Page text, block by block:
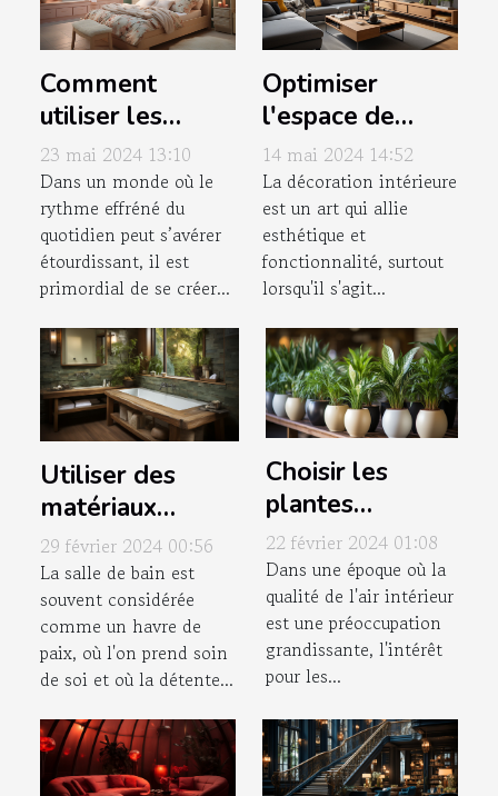
Comment
utiliser les
couleurs pastel
pour apaiser
l'atmosphère de
votre chambre
23 mai 2024 13:10
Dans un monde où le
rythme effréné du
quotidien peut s’avérer
étourdissant, il est
primordial de se créer...
Optimiser
l'espace de
votre nouveau
logement à
Vevey : conseils
de décoration
intérieure
14 mai 2024 14:52
La décoration intérieure
est un art qui allie
esthétique et
fonctionnalité, surtout
lorsqu'il s'agit...
Utiliser des
matériaux
écoresponsables
pour une touche
écologique dans
la salle de bain
29 février 2024 00:56
La salle de bain est
souvent considérée
comme un havre de
paix, où l'on prend soin
de soi et où la détente...
Choisir les
plantes
d'intérieur
idéales pour
purifier l'air
22 février 2024 01:08
Dans une époque où la
qualité de l'air intérieur
est une préoccupation
grandissante, l'intérêt
pour les...